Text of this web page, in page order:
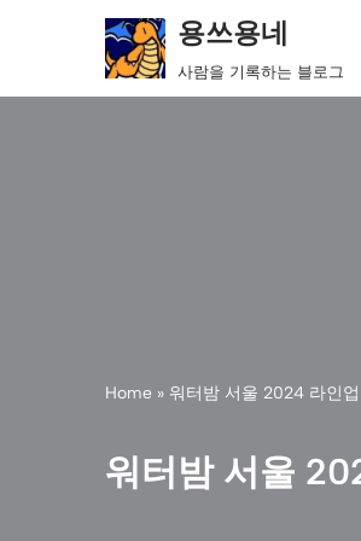
텐
용쓰용네
사람을 기록하는 블로그
Home » 워터밤 서울 2024 라인
워터밤 서울